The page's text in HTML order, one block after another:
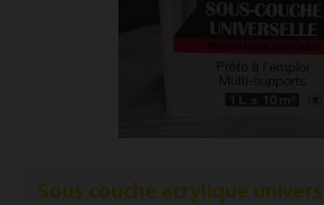
Sous couche acrylique